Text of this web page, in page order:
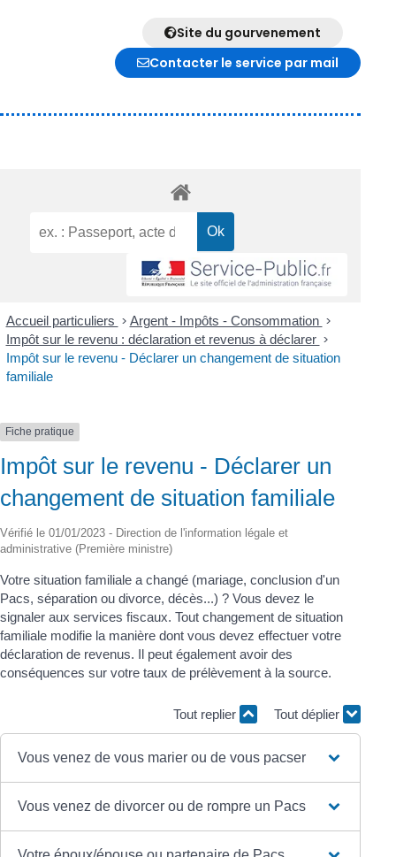
Site du gourvenement
Contacter le service par mail
Accueil particuliers > Argent - Impôts - Consommation >
Impôt sur le revenu : déclaration et revenus à déclarer >
Impôt sur le revenu - Déclarer un changement de situation
familiale
Fiche pratique
Impôt sur le revenu - Déclarer un
changement de situation familiale
Vérifié le 01/01/2023 - Direction de l'information légale et
administrative (Première ministre)
Votre situation familiale a changé (mariage, conclusion d'un
Pacs, séparation ou divorce, décès...) ? Vous devez le
signaler aux services fiscaux. Tout changement de situation
familiale modifie la manière dont vous devez effectuer votre
déclaration de revenus. Il peut également avoir des
conséquences sur votre taux de prélèvement à la source.
Tout replier Tout déplier
Vous venez de vous marier ou de vous pacser
Vous venez de divorcer ou de rompre un Pacs